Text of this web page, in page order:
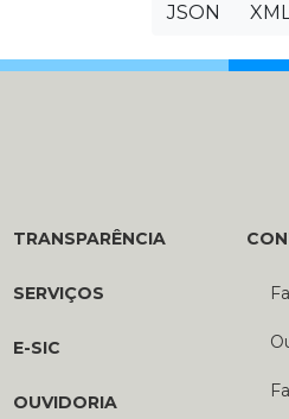
JSON
TRANSPARÊNCIA
SERVIÇOS
E-SIC
OUVIDORIA